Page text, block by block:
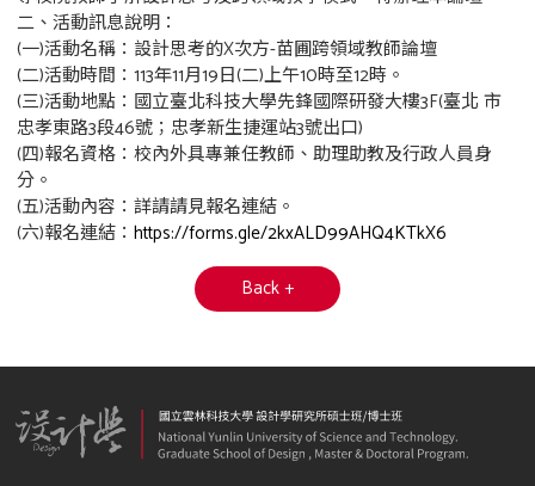
二、活動訊息說明：
(一)活動名稱：設計思考的X次方-苗圃跨領域教師論壇
(二)活動時間：113年11月19日(二)上午10時至12時。
(三)活動地點：國立臺北科技大學先鋒國際研發大樓3F(臺北 市
忠孝東路3段46號；忠孝新生捷運站3號出口)
(四)報名資格：校內外具專兼任教師、助理助教及行政人員身
分。
(五)活動內容：詳請請見報名連結。
(六)報名連結： https://forms.gle/2kxALD99AHQ4KTkX6
Back +